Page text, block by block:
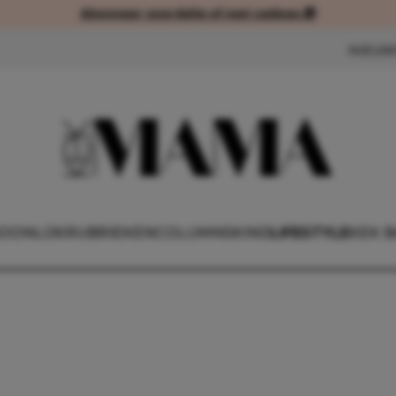
Abonneer voordelig of met cadeau 🎁
Abonneer voordelig of met